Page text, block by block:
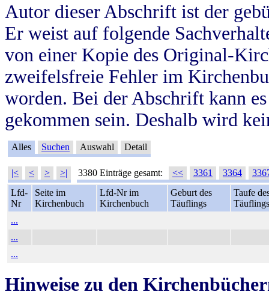
Autor dieser Abschrift ist der
Er weist auf folgende
von einer Kopie des Original-
zweifelsfreie Fehler im
worden. Bei der Abschrift kann
gekommen sein. Deshalb wird
Alles Suchen Auswahl Detail
|< < > >| 3380 Einträge gesamt: << 3361 3364
Lfd-
Nr
Seite im
Kirchenbuch
Lfd-Nr im
Kirchenbuch
Geburt des
Täuflings
Taufe
Täuflings
...
...
...
Hinweise zu den